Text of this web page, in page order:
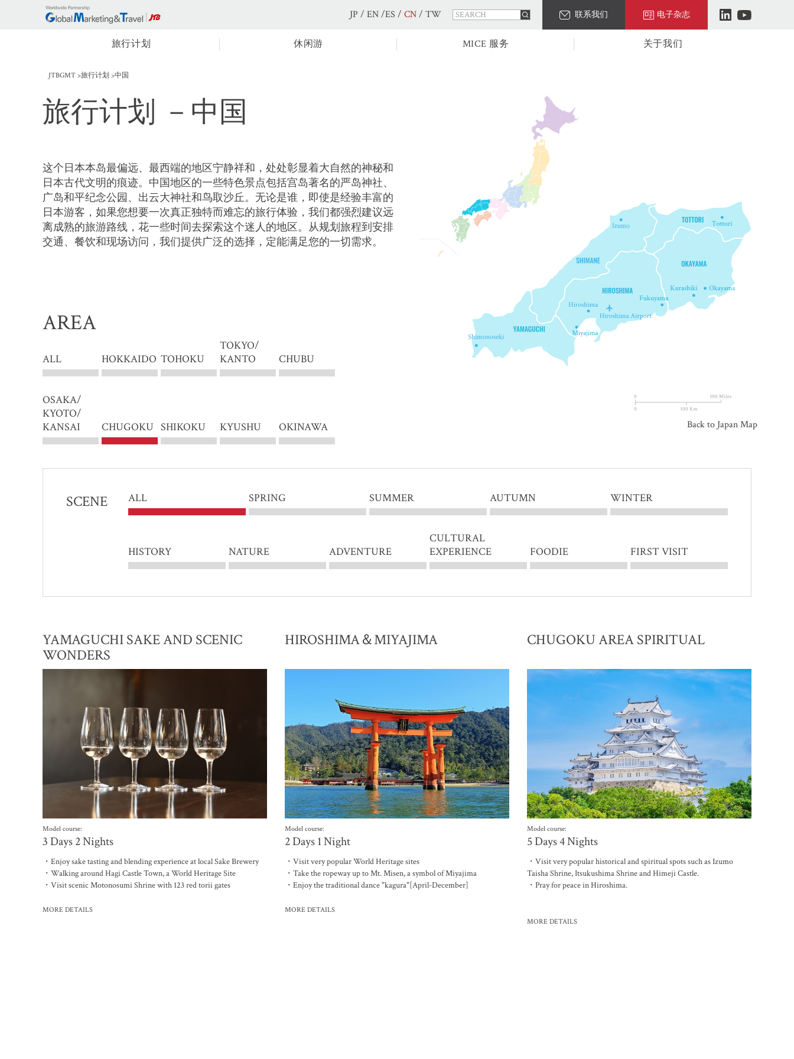
JP / EN/ES / CN/ TW 联系我们 电子杂志
旅行计划 休闲游 MICE 服务 关于我们
JTBGMT 旅行计划 中国
旅行计划 －中国
Back to Japan Map
这个日本本岛最偏远、最西端的地区宁静祥和，处处彰显着大自然的神秘和
日本古代文明的痕迹。中国地区的一些特色景点包括宫岛著名的严岛神社、
广岛和平纪念公园、出云大神社和鸟取沙丘。无论是谁，即使是经验丰富的
日本游客，如果您想要一次真正独特而难忘的旅行体验，我们都强烈建议远
离成熟的旅游路线，花一些时间去探索这个迷人的地区。从规划旅程到安排
交通、餐饮和现场访问，我们提供广泛的选择，定能满足您的一切需求。
AREA
ALL HOKKAIDO TOHOKU
TOKYO/
KANTO
CHUBU
OSAKA/
KYOTO/
KANSAI
CHUGOKU SHIKOKU KYUSHU OKINAWA
SCENE ALL SPRING SUMMER AUTUMN WINTER
HISTORY NATURE ADVENTURE
CULTURAL
EXPERIENCE
FOODIE FIRST VISIT
YAMAGUCHI SAKE AND SCENIC
WONDERS
Model course:
3 Days 2 Nights
・Enjoy sake tasting and blending experience at local Sake Brewery
・Walking around Hagi Castle Town, a World Heritage Site
・Visit scenic Motonosumi Shrine with 123 red torii gates
MORE DETAILS
HIROSHIMA＆MIYAJIMA
Model course:
2 Days 1 Night
・Visit very popular World Heritage sites
・Take the ropeway up to Mt. Misen, a symbol of Miyajima
・Enjoy the traditional dance "kagura"[April-December]
MORE DETAILS
CHUGOKU AREA SPIRITUAL
Model course:
5 Days 4 Nights
・Visit very popular historical and spiritual spots such as Izumo
Taisha Shrine, Itsukushima Shrine and Himeji Castle.
・Pray for peace in Hiroshima.
MORE DETAILS